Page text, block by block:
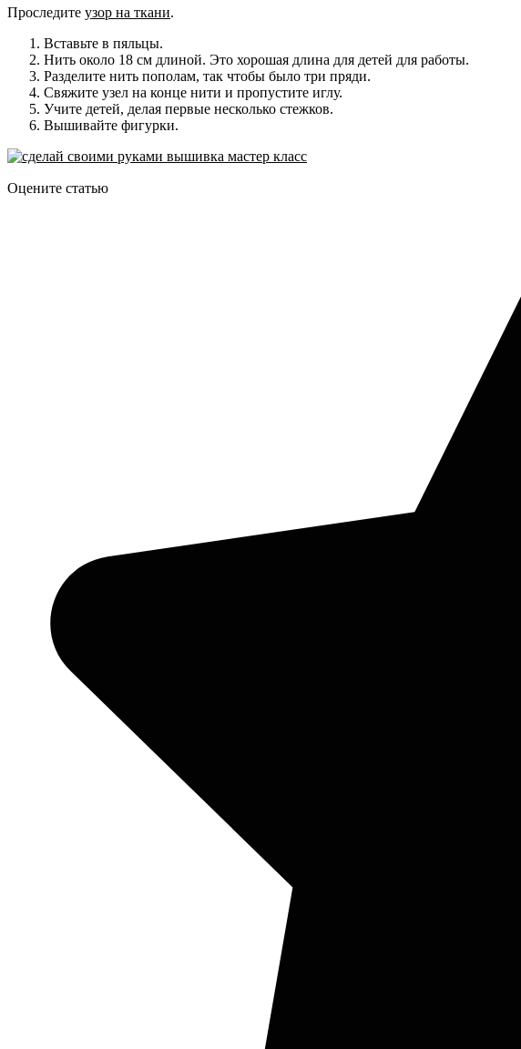
Проследите узор на ткани.
Вставьте в пяльцы.
Нить около 18 см длиной. Это хорошая длина для детей для работы.
Разделите нить пополам, так чтобы было три пряди.
Свяжите узел на конце нити и пропустите иглу.
Учите детей, делая первые несколько стежков.
Вышивайте фигурки.
Оцените статью